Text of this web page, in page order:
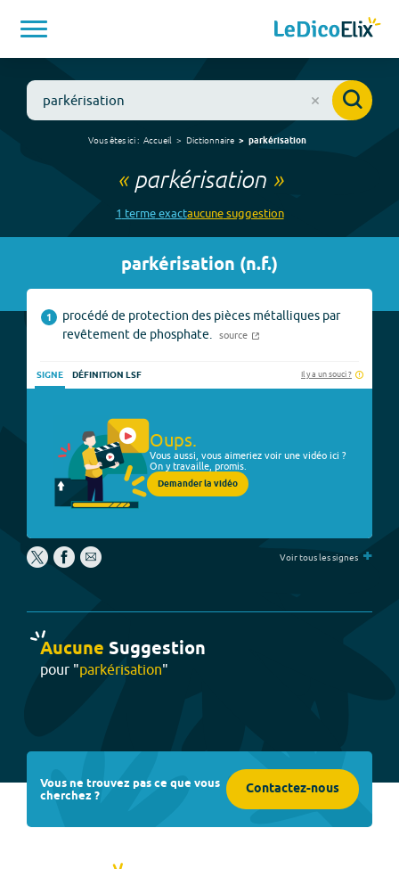
Vous êtes ici : Accueil Dictionnaire parkérisation
« parkérisation»
1 termeexactaucunesuggestion
parkérisation (n.f.)
1
procédé de protection des pièces métalliques par
revêtement de phosphate.
source
SIGNE DÉFINITION LSF Il y a un souci ?
Oups.
Vous aussi, vous aimeriez voir une vidéo ici ?
On y travaille, promis.
Demander la vidéo
Voir tous les signes +
Aucune Suggestion
pour "parkérisation"
Vous ne trouvez pas ce que vous
cherchez ? Contactez-nous